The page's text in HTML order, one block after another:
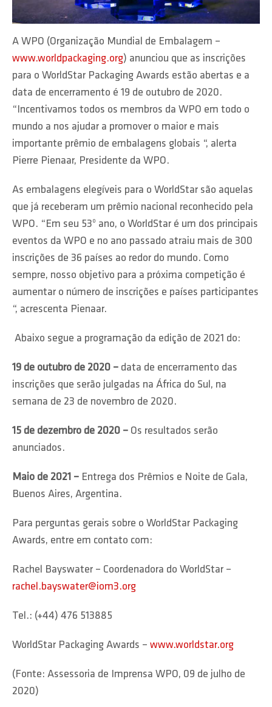
A WPO (Organização Mundial de Embalagem –
www.worldpackaging.org) anunciou que as inscrições
para o WorldStar Packaging Awards estão abertas e a
data de encerramento é 19 de outubro de 2020.
“Incentivamos todos os membros da WPO em todo o
mundo a nos ajudar a promover o maior e mais
importante prêmio de embalagens globais “, alerta
Pierre Pienaar, Presidente da WPO.
As embalagens elegíveis para o WorldStar são aquelas
que já receberam um prêmio nacional reconhecido pela
WPO. “Em seu 53º ano, o WorldStar é um dos principais
eventos da WPO e no ano passado atraiu mais de 300
inscrições de 36 países ao redor do mundo. Como
sempre, nosso objetivo para a próxima competição é
aumentar o número de inscrições e países participantes
“, acrescenta Pienaar.
Abaixo segue a programação da edição de 2021 do:
19 de outubro de 2020 – data de encerramento das
inscrições que serão julgadas na África do Sul, na
semana de 23 de novembro de 2020.
15 de dezembro de 2020 – Os resultados serão
anunciados.
Maio de 2021 – Entrega dos Prêmios e Noite de Gala,
Buenos Aires, Argentina.
Para perguntas gerais sobre o WorldStar Packaging
Awards, entre em contato com:
Rachel Bayswater – Coordenadora do WorldStar –
rachel.bayswater@iom3.org
Tel.: (+44) 476 513885
WorldStar Packaging Awards – www.worldstar.org
(Fonte: Assessoria de Imprensa WPO, 09 de julho de
2020)